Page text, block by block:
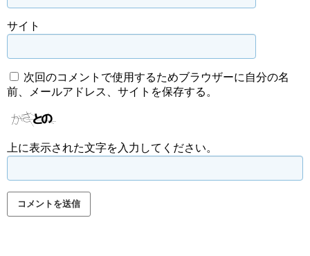
サイト
次回のコメントで使用するためブラウザーに自分の名
前、メールアドレス、サイトを保存する。
上に表示された文字を入力してください。